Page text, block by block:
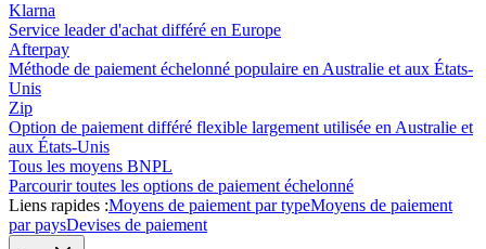
Klarna
Service leader d'achat différé en Europe
Afterpay
Méthode de paiement échelonné populaire en Australie et aux États-
Unis
Zip
Option de paiement différé flexible largement utilisée en Australie et
aux États-Unis
Tous les moyens BNPL
Parcourir toutes les options de paiement échelonné
Liens rapides :Moyens de paiement par typeMoyens de paiement
par paysDevises de paiement